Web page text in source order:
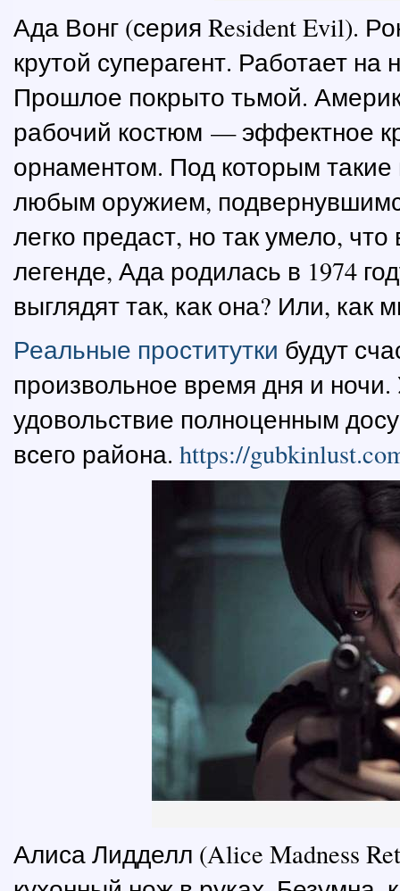
Ада Вонг (серия Resident Evil).
крутой суперагент. Работает на
Прошлое покрыто тьмой.
рабочий костюм — эффектное
орнаментом. Под которым такие
любым оружием,
легко предаст, но так умело,
легенде, Ада родилась в 1974
выглядят так, как она? Или, как
Реальные проститутки будут
произвольное время дня и ночи.
удовольствие полноценным
всего района. https://
Алиса Лидделл (Alice Madness